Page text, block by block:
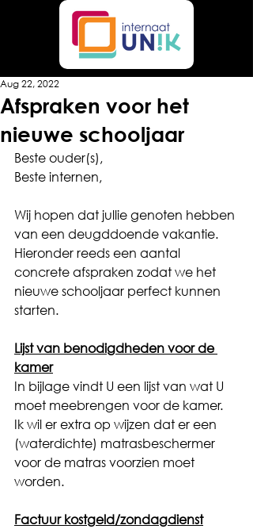
Afspraken voor het
nieuwe schooljaar
Aug 22, 2022
Beste ouder(s),
Beste internen,
Wij hopen dat jullie genoten hebben
van een deugddoende vakantie.
Hieronder reeds een aantal
concrete afspraken zodat we het
nieuwe schooljaar perfect kunnen
starten.
Lijst van benodigdheden voor de
kamer
In bijlage vindt U een lijst van wat U
moet meebrengen voor de kamer.
Ik wil er extra op wijzen dat er een
(waterdichte) matrasbeschermer
voor de matras voorzien moet
worden.
Factuur kostgeld/zondagdienst